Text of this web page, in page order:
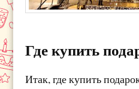
Где купить
Итак, где купить